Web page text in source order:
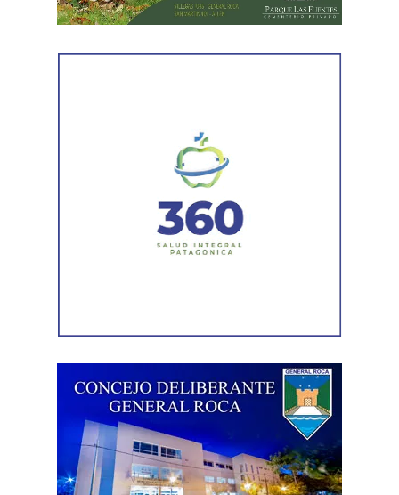
desde otra perspectiva. Expresó que quería intentar
perdido y brindarse mutuamente una oportunidad antes
la magistrada explicó que el
desistimiento es una forma de poner fin
anticipadamente a un proceso judicial cuando una de
las partes decide no continuar con la acción.
Agregó que el Código Procesal Civil y Comercial autoriza
esa posibilidad siempre que, si la demanda ya fue
concretado, la jueza entendió que estaban cumplidos
todos los requisitos legales para admitir el desistimiento y
declarar extinguido el proceso.
«En virtud de ello entiendo que se encuentran
configurados los recaudos previstos en el artículo 278,
para que opere el desistimiento del proceso por voluntad
de la parte», explicó. Además, se estableció que las